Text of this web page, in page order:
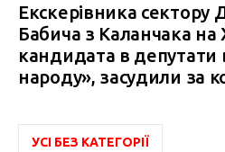
Екскерівника
Бабича з Каланчака на
кандидата в депутати
народу», засудили за
УСІ БЕЗ КАТЕГОРІЇ